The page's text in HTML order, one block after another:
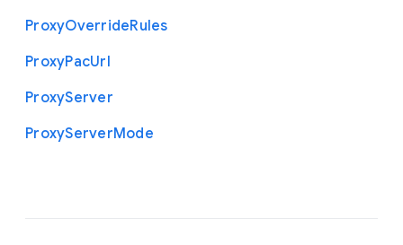
ProxyOverrideRules
ProxyPacUrl
ProxyServer
ProxyServerMode